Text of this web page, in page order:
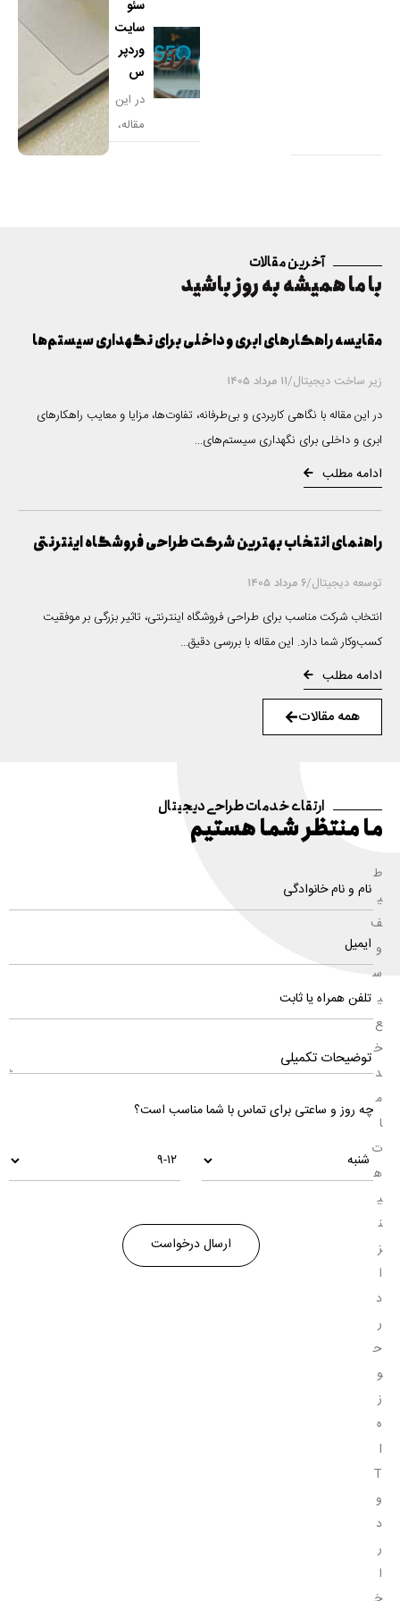
داریم تا
به
بررسی
جامع و
سئو
سایت
وردپر
س
در این
مقاله،
آخرین مقالات
با ما همیشه به روز باشید
زیر ساخت دیجیتال/11 مرداد 1405
مقایسه راهکارهای ابری و داخلی برای نگهداری سیستم‌ها
در این مقاله با نگاهی کاربردی و بی‌طرفانه، تفاوت‌ها، مزایا و معایب راهکارهای
ابری و داخلی برای نگهداری سیستم‌های...
ادامه مطلب
توسعه دیجیتال/6 مرداد 1405
راهنمای انتخاب بهترین شرکت طراحی فروشگاه اینترنتی
انتخاب شرکت مناسب برای طراحی فروشگاه اینترنتی، تاثیر بزرگی بر موفقیت
کسب‌وکار شما دارد. این مقاله با بررسی دقیق...
ادامه مطلب
همه مقالات
ارتقای خدمات طراحی دیجیتال
ما منتظر شما هستیم
ط
ی
ف
و
س
ی
ع
خ
د
م
ا
ت
ه
ی
ن
ز
ا
د
ر
ح
و
ز
ه
I
T
و
د
ر
ا
چه روز و ساعتی برای تماس با شما مناسب است؟